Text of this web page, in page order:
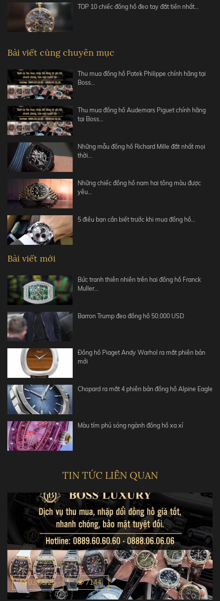
TOP 10 chiếc đồng hồ đeo tay đắt tiền nhất…
Bài viết cùng chuyên mục
Thu mua đồng hồ Patek Philippe chính hãng tại
Boss…
Thu mua đồng hồ Audemars Piguet chính hãng
tại Boss…
Những mẫu đồng hồ Richard Mille đắt nhất mọi
thời…
Những chiếc đồng hồ nam hai tông màu được
yêu…
5 điều bạn cần biết trước khi mua đồng hồ…
Bài viết mới
Bức tranh thiên nhiên trên hai đồng hồ Franck
Muller…
Barron Trump đeo đồng hồ 50.000 USD
Đồng hồ Piaget Andy Warhol ra mắt phiên bản
mới
Chopard ra mắt 4 phiên bản đồng hồ Alpine Eagle
Màu tím phủ sóng ngành đồng hồ xa xỉ
TIN TỨC LIÊN QUAN
03/05/25 7144